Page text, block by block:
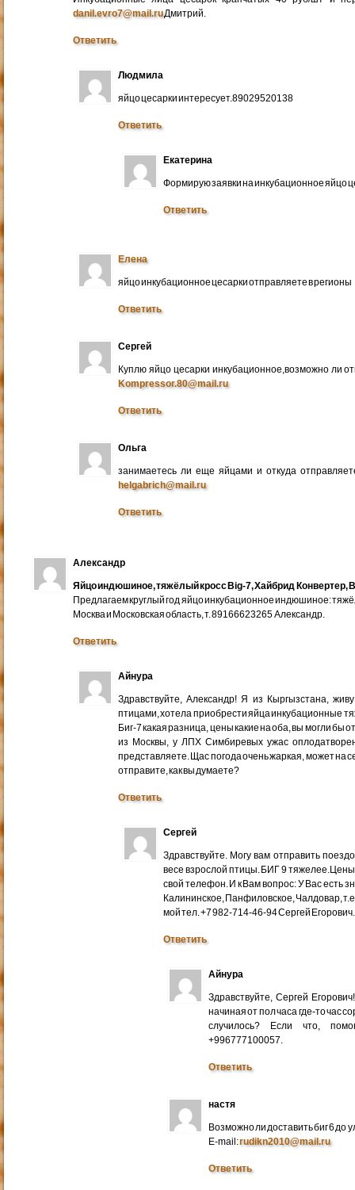
danil.evro7@mail.ruДмитрий.
Ответить
Людмила
яйцо цесарки интересует.89029520138
Ответить
Екатерина
Формирую заявки на инкубационное яйцо
Ответить
Елена
яйцо инкубационное цесарки отправляете в регионы
Ответить
Сергей
Куплю яйцо цесарки инкубационное,возможно ли
Kompressor.80@mail.ru
Ответить
Ольга
занимаетесь ли еще яйцами и откуда
helgabrich@mail.ru
Ответить
Александр
Яйцо индюшиное, тяжёлый кросс Big-7, Хайбрид Конвертер,
Предлагаем круглый год яйцо инкубационное индюшиное:
Москва и Московская область, т. 89166623265 Александр.
Ответить
Айнура
Здравствуйте, Александр! Я из Кыргызстана,
птицами, хотела приобрести яйца инкубационные
Биг-7 какая разница, цены какие на оба, вы могли бы
из Москвы, у ЛПХ Симбиревых ужас
представляете. Щас погода очень жаркая, может на
отправите, как вы думаете?
Ответить
Сергей
Здравствуйте. Могу вам отправить
весе взрослой птицы. БИГ 9
свой телефон. И к Вам вопрос: У Вас есть
Калининское, Панфиловское, Чалдовар,
мой тел. +7 982-714-46-94 Сергей Егорович.
Ответить
Айнура
Здравствуйте, Сергей
начиная от пол часа где-то час
случилось? Если что,
+996777100057.
Ответить
настя
Возможно ли доставить биг 6 до
E-mail:rudikn2010@mail.ru
Ответить